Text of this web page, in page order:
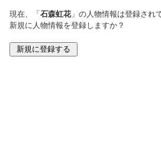
現在、「 石森虹花」の人物情報は登録され
新規に人物情報を登録しますか？